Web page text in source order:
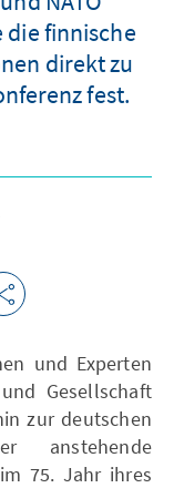
die finnische
direkt zu
fest.
und Experten
Gesellschaft
zur deutschen
anstehende
75. Jahr ihres